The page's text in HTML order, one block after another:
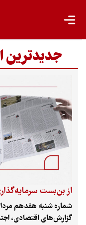
جدیدترین
از بن‌بست
گزارش‌های اقتصادی،